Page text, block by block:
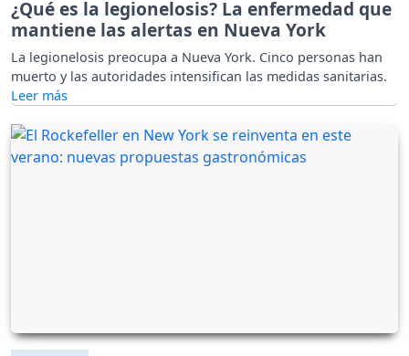
¿Qué es la legionelosis? La enfermedad que
mantiene las alertas en Nueva York
La legionelosis preocupa a Nueva York. Cinco personas han
muerto y las autoridades intensifican las medidas sanitarias.